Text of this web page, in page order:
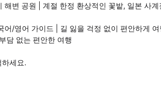
변 공원 | 계절 한정 환상적인 꽃밭, 일본 사
/영어 가이드 | 길 잃을 걱정 없이 편안하게
담 없는 편안한 여행
세요.